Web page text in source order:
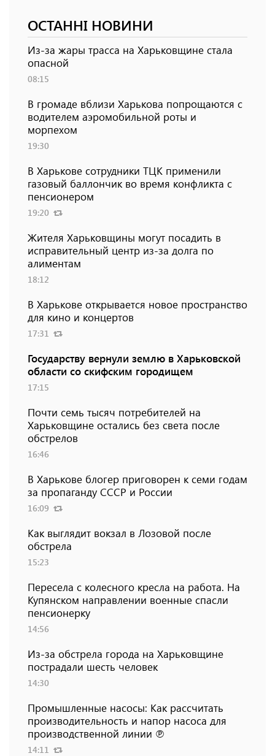
ОСТАННІ НОВИНИ
Из-за жары трасса на Харьковщине стала
опасной
08:15
В громаде вблизи Харькова попрощаются с
водителем аэромобильной роты и
морпехом
19:30
В Харькове сотрудники ТЦК применили
газовый баллончик во время конфликта с
пенсионером
19:20
Жителя Харьковщины могут посадить в
исправительный центр из-за долга по
алиментам
18:12
В Харькове открывается новое пространство
для кино и концертов
17:31
Государству вернули землю в Харьковской
области со скифским городищем
17:15
Почти семь тысяч потребителей на
Харьковщине остались без света после
обстрелов
16:46
В Харькове блогер приговорен к семи годам
за пропаганду СССР и России
16:09
Как выглядит вокзал в Лозовой после
обстрела
15:23
Пересела с колесного кресла на работа. На
Купянском направлении военные спасли
пенсионерку
14:56
Из-за обстрела города на Харьковщине
пострадали шесть человек
14:30
Промышленные насосы: Как рассчитать
производительность и напор насоса для
производственной линии ℗
14:11